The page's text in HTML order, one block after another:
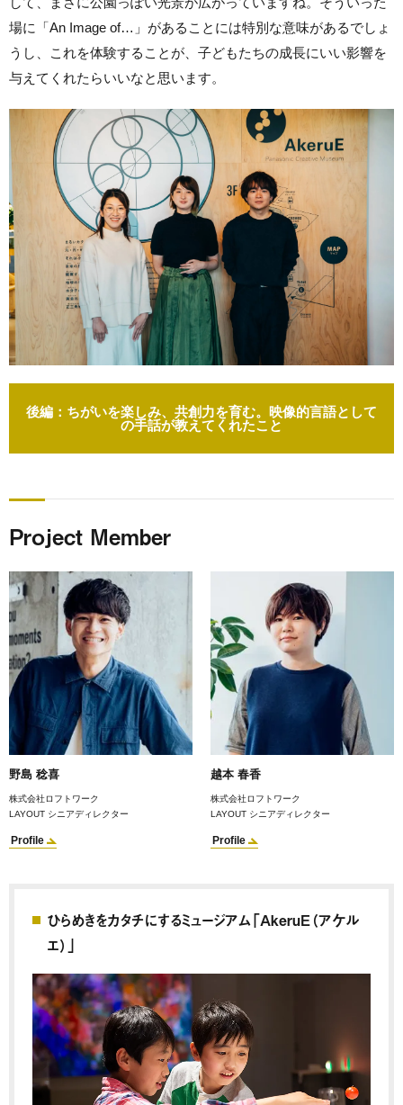
場に「An Image of…」があることには特別な意味があるでしょ
うし、これを体験することが、子どもたちの成長にいい影響を
与えてくれたらいいなと思います。
後編：ちがいを楽しみ、共創力を育む。映像的言語として
の手話が教えてくれたこと
Project Member
野島 稔喜
株式会社ロフトワーク
LAYOUT シニアディレクター
Profile
越本 春香
株式会社ロフトワーク
LAYOUT シニアディレクター
Profile
ひらめきをカタチにするミュージアム「AkeruE（アケル
エ）」